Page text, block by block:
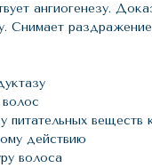
ангиогенезу.
Снимает
питательных веществ
действию
волоса